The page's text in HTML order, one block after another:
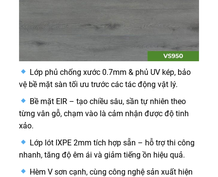
Lớp phủ chống xước 0.7mm & phủ UV kép, bảo
vệ bề mặt sàn tối ưu trước các tác động vật lý.
Bề mặt EIR – tạo chiều sâu, sần tự nhiên theo
từng vân gỗ, chạm vào là cảm nhận được độ tinh
xảo.
Lớp lót IXPE 2mm tích hợp sẵn – hỗ trợ thi công
nhanh, tăng độ êm ái và giảm tiếng ồn hiệu quả.
Hèm V sơn cạnh, cùng công nghệ sản xuất hiện